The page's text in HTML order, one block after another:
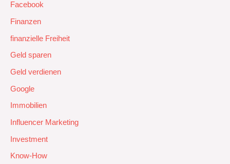
Facebook
Finanzen
finanzielle Freiheit
Geld sparen
Geld verdienen
Google
Immobilien
Influencer Marketing
Investment
Know-How